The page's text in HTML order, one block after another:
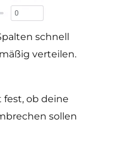
schnell
verteilen.
fest, ob deine
sollen